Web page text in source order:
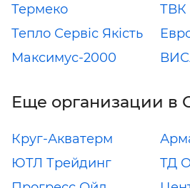
Термеко
ТВК
Тепло Сервіс Якість
Максимус-2000
Еще организации в
Круг-Акватерм
ЮТЛ Трейдинг
ТД